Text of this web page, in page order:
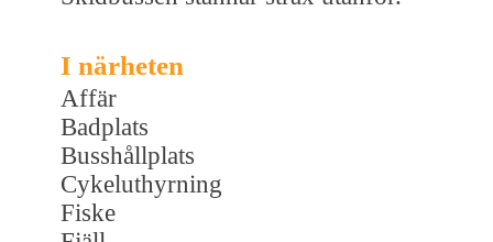
I närheten
Affär
Badplats
Busshållplats
Cykeluthyrning
Fiske